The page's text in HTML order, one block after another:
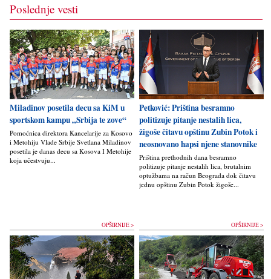
lica, žigoše
čitavu
opštinu
Zubin
Potok i
neosnovano
hapsi njene
stanovnike
policije i
njegovog
režima nad
Srbima
dvoje
Srba u
Potoku
zbog
navodnog
ratnog
Poslednje vesti
Miladinov posetila decu sa KiM u
sportskom kampu „Srbija te zove“
Pomoćnica direktora Kancelarije za Kosovo
i Metohiju Vlade Srbije Svetlana Miladinov
posetila je danas decu sa Kosova I Metohije
koja učestvuju...
OPŠIRNIJE >
Petković: Priština besramno
politizuje pitanje nestalih lica,
žigoše čitavu opštinu Zubin Potok i
neosnovano hapsi njene stanovnike
Priština prethodnih dana besramno
politizuje pitanje nestalih lica, brutalnim
optužbama na račun Beograda dok čitavu
jednu opštinu Zubin Potok žigoše...
OPŠIRNIJE >